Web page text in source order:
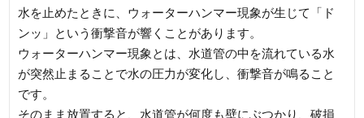
水を止めたときに、ウォーターハンマー現象が生じて「ド
ンッ」という衝撃音が響くことがあります。
ウォーターハンマー現象とは、水道管の中を流れている水
が突然止まることで水の圧力が変化し、衝撃音が鳴ること
です。
そのまま放置すると、水道管が何度も壁にぶつかり、破損